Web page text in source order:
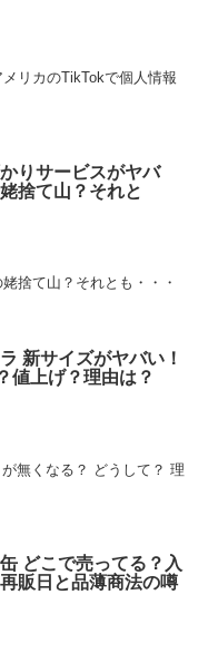
リカのTikTokで個人情報
りサービスがヤバ
捨て山？それと
捨て山？それとも・・・
新サイズがヤバい！
値上げ？理由は？
無くなる？ どうして？ 理
どこで売ってる？入
販日と品薄商法の噂